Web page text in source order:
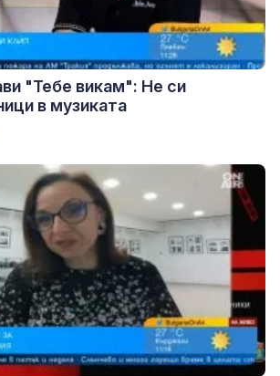
"Тебе викам": Не си
в музиката